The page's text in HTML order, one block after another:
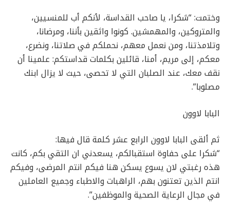
وختمت: “شكرا، يا صاحب القداسة، لأنكم أب للمنسيين،
والمتروكين، والمهمشين. كونوا واثقين بأننا، ومرضانا،
وتلامذتنا، ومن نعمل معهم، نحملكم في صلاتنا، ونضرع،
معكم، إلى مريم، أمنا، قائلين بكلمات قداستكم: علمينا أن
نقف معك، عند الصلبان التي لا تحصى، حيث لا يزال ابنك
مصلوبا”.
البابا لاوون
ثم ألقى البابا لاوون الرابع عشر كلمة قال فيها:
“شكرا على حفاوة استقبالكم، يسعدني ان التقي بكم، كانت
هذه رغبتي لان يسوع يسكن هنا فيكم انتم المرضى، وفيكم
انتم الذين تعتنون بهم، الراهبات والاطباء وجميع العاملين
في مجال الرعاية الصحية والموظفين”.